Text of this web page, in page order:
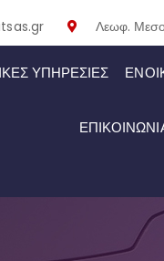
Λεωφ.
ΥΠΗΡΕΣΙΕΣ